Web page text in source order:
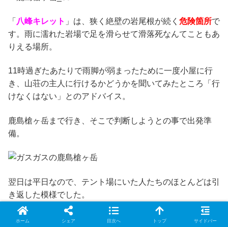
「 八峰キレット 」は、狭く絶壁の岩尾根が続く 危険箇所で
す。雨に濡れた岩場で足を滑らせて滑落死なんてこともあ
りえる場所。
11時過ぎたあたりで雨脚が弱まったために一度小屋に行
き、山荘の主人に行けるかどうかを聞いてみたところ「行
けなくはない」とのアドバイス。
鹿島槍ヶ岳まで行き、そこで判断しようとの事で出発準
備。
翌日は平日なので、テント場にいた人たちのほとんどは引
き返した模様でした。
ホーム シェア 目次へ トップ サイドバー